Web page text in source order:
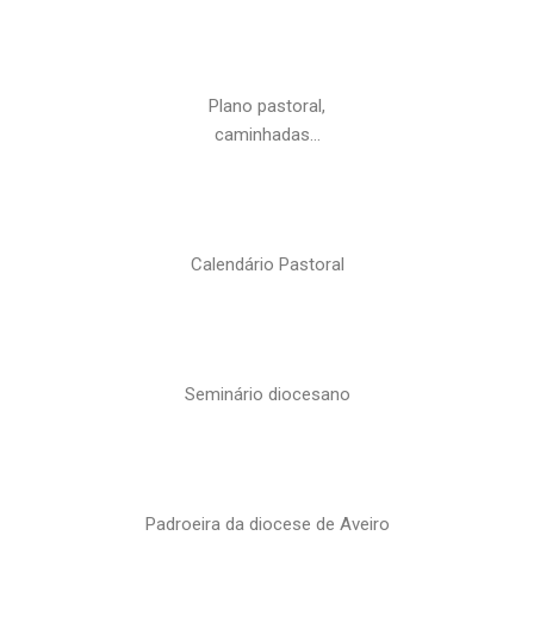
Plano pastoral,
caminhadas…
Calendário Pastoral
Seminário diocesano
Padroeira da diocese de Aveiro